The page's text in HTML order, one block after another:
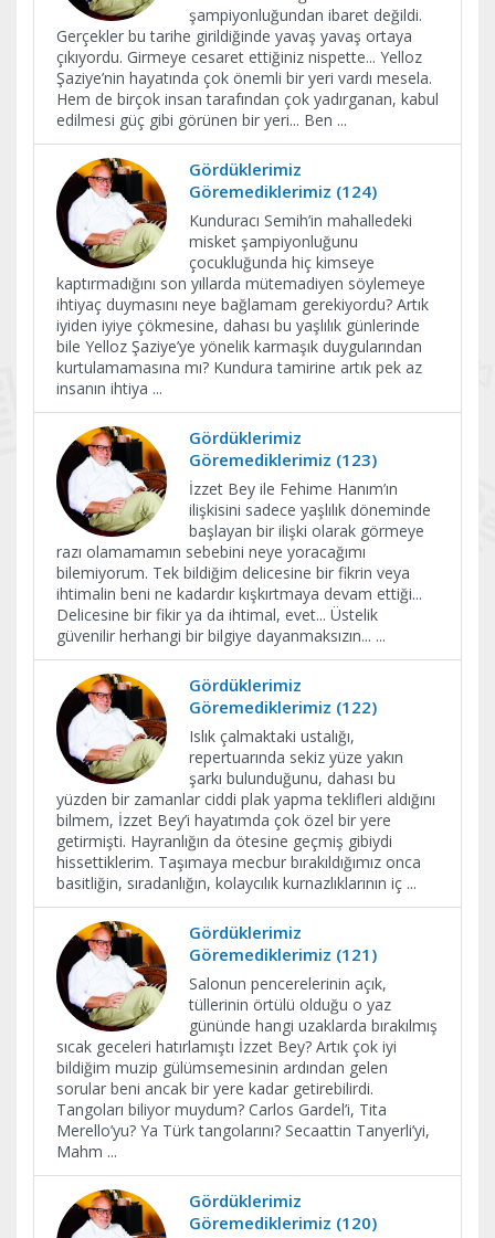
şampiyonluğundan ibaret değildi.
Gerçekler bu tarihe girildiğinde yavaş yavaş ortaya
çıkıyordu. Girmeye cesaret ettiğiniz nispette... Yelloz
Şaziye’nin hayatında çok önemli bir yeri vardı mesela.
Hem de birçok insan tarafından çok yadırganan, kabul
edilmesi güç gibi görünen bir yeri... Ben ...
Gördüklerimiz
Göremediklerimiz (124)
Kunduracı Semih’in mahalledeki
misket şampiyonluğunu
çocukluğunda hiç kimseye
kaptırmadığını son yıllarda mütemadiyen söylemeye
ihtiyaç duymasını neye bağlamam gerekiyordu? Artık
iyiden iyiye çökmesine, dahası bu yaşlılık günlerinde
bile Yelloz Şaziye’ye yönelik karmaşık duygularından
kurtulamamasına mı? Kundura tamirine artık pek az
insanın ihtiya ...
Gördüklerimiz
Göremediklerimiz (123)
İzzet Bey ile Fehime Hanım’ın
ilişkisini sadece yaşlılık döneminde
başlayan bir ilişki olarak görmeye
razı olamamamın sebebini neye yoracağımı
bilemiyorum. Tek bildiğim delicesine bir fikrin veya
ihtimalin beni ne kadardır kışkırtmaya devam ettiği...
Delicesine bir fikir ya da ihtimal, evet... Üstelik
güvenilir herhangi bir bilgiye dayanmaksızın... ...
Gördüklerimiz
Göremediklerimiz (122)
Islık çalmaktaki ustalığı,
repertuarında sekiz yüze yakın
şarkı bulunduğunu, dahası bu
yüzden bir zamanlar ciddi plak yapma teklifleri aldığını
bilmem, İzzet Bey’i hayatımda çok özel bir yere
getirmişti. Hayranlığın da ötesine geçmiş gibiydi
hissettiklerim. Taşımaya mecbur bırakıldığımız onca
basitliğin, sıradanlığın, kolaycılık kurnazlıklarının iç ...
Gördüklerimiz
Göremediklerimiz (121)
Salonun pencerelerinin açık,
tüllerinin örtülü olduğu o yaz
gününde hangi uzaklarda bırakılmış
sıcak geceleri hatırlamıştı İzzet Bey? Artık çok iyi
bildiğim muzip gülümsemesinin ardından gelen
sorular beni ancak bir yere kadar getirebilirdi.
Tangoları biliyor muydum? Carlos Gardel’i, Tita
Merello’yu? Ya Türk tangolarını? Secaattin Tanyerli’yi,
Mahm ...
Gördüklerimiz
Göremediklerimiz (120)